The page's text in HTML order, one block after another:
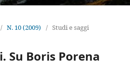
/ N. 10 (2009) / Studi e saggi
Su Boris Porena